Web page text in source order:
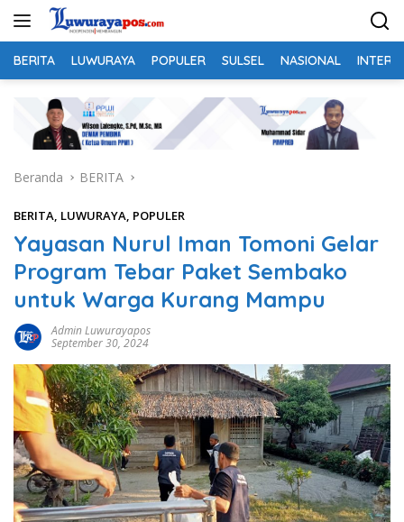
Langsung
BERITA LUWURAYA POPULER SULSEL NASIONAL
Beranda BERITA
BERITA LUWURAYA POPULER
Yayasan Nurul Iman Tomoni Gelar
Program Tebar Paket Sembako
untuk Warga Kurang Mampu
Admin Luwurayapos
September 30, 2024